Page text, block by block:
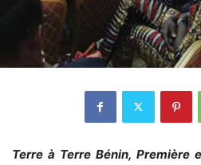
Terre à Terre Bénin, Première